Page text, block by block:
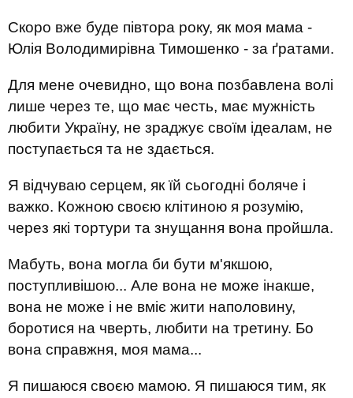
Скоро вже буде півтора року, як моя мама -
Юлія Володимирівна Тимошенко - за ґратами.
Для мене очевидно, що вона позбавлена волі
лише через те, що має честь, має мужність
любити Україну, не зраджує своїм ідеалам, не
поступається та не здається.
Я відчуваю серцем, як їй сьогодні боляче і
важко. Кожною своєю клітиною я розумію,
через які тортури та знущання вона пройшла.
Мабуть, вона могла би бути м'якшою,
поступливішою... Але вона не може інакше,
вона не може і не вміє жити наполовину,
боротися на чверть, любити на третину. Бо
вона справжня, моя мама...
Я пишаюся своєю мамою. Я пишаюся тим, як